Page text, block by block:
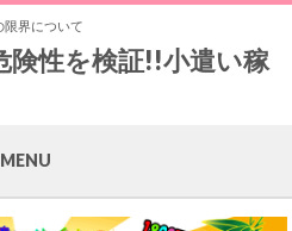
限界について
険性を検証!!小遣い稼
MENU